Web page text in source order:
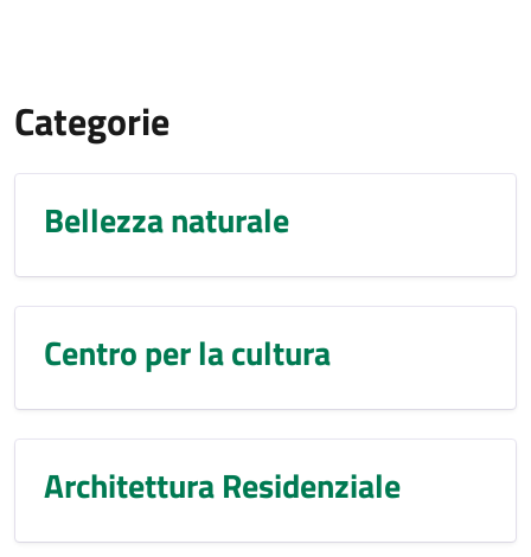
Categorie
Bellezza naturale
Centro per la cultura
Architettura Residenziale